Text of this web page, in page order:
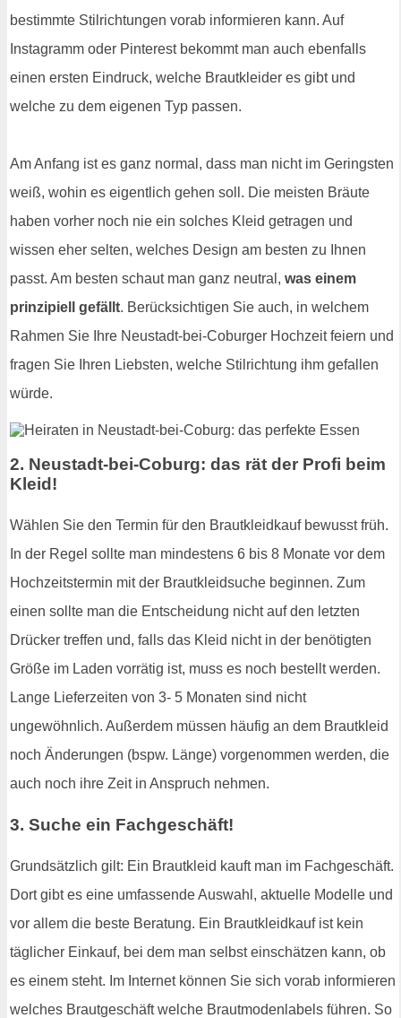
bestimmte Stilrichtungen vorab informieren kann. Auf
Instagramm oder Pinterest bekommt man auch ebenfalls
einen ersten Eindruck, welche Brautkleider es gibt und
welche zu dem eigenen Typ passen.
Am Anfang ist es ganz normal, dass man nicht im Geringsten
weiß, wohin es eigentlich gehen soll. Die meisten Bräute
haben vorher noch nie ein solches Kleid getragen und
wissen eher selten, welches Design am besten zu Ihnen
passt. Am besten schaut man ganz neutral, was einem
prinzipiell gefällt. Berücksichtigen Sie auch, in welchem
Rahmen Sie Ihre Neustadt-bei-Coburger Hochzeit feiern und
fragen Sie Ihren Liebsten, welche Stilrichtung ihm gefallen
würde.
2. Neustadt-bei-Coburg: das rät der Profi beim
Kleid!
Wählen Sie den Termin für den Brautkleidkauf bewusst früh.
In der Regel sollte man mindestens 6 bis 8 Monate vor dem
Hochzeitstermin mit der Brautkleidsuche beginnen. Zum
einen sollte man die Entscheidung nicht auf den letzten
Drücker treffen und, falls das Kleid nicht in der benötigten
Größe im Laden vorrätig ist, muss es noch bestellt werden.
Lange Lieferzeiten von 3- 5 Monaten sind nicht
ungewöhnlich. Außerdem müssen häufig an dem Brautkleid
noch Änderungen (bspw. Länge) vorgenommen werden, die
auch noch ihre Zeit in Anspruch nehmen.
3. Suche ein Fachgeschäft!
Grundsätzlich gilt: Ein Brautkleid kauft man im Fachgeschäft.
Dort gibt es eine umfassende Auswahl, aktuelle Modelle und
vor allem die beste Beratung. Ein Brautkleidkauf ist kein
täglicher Einkauf, bei dem man selbst einschätzen kann, ob
es einem steht. Im Internet können Sie sich vorab informieren
welches Brautgeschäft welche Brautmodenlabels führen. So